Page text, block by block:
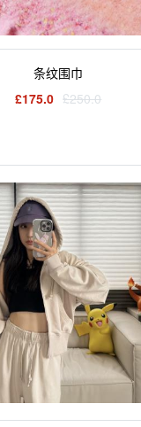
条纹围巾
£175.0 £250.0